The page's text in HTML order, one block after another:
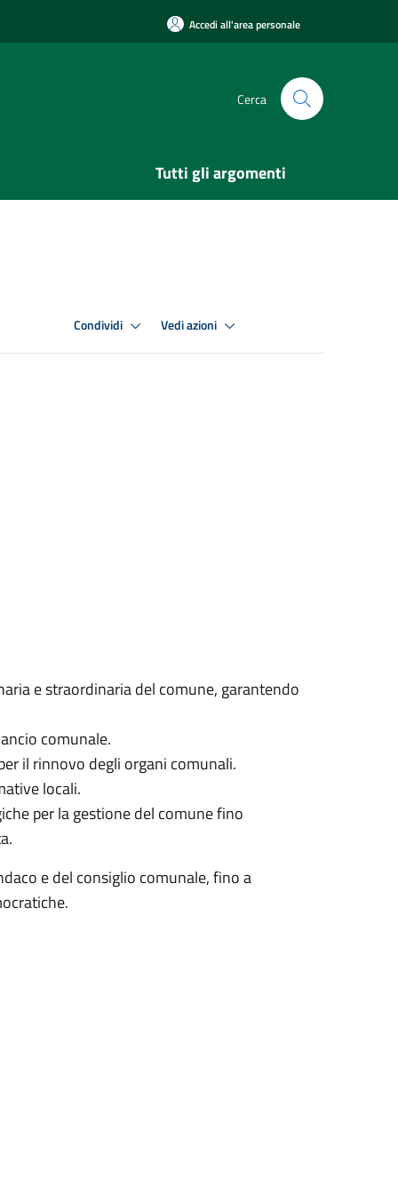
Accedi all'area personale
Cerca
Tutti gli argomenti
Condividi Vedi azioni
e straordinaria del comune, garantendo
comunale.
il rinnovo degli organi comunali.
locali.
per la gestione del comune fino
e del consiglio comunale, fino a